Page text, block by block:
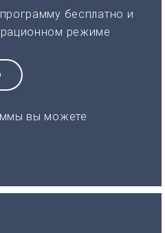
бесплатно и
режиме
вы можете